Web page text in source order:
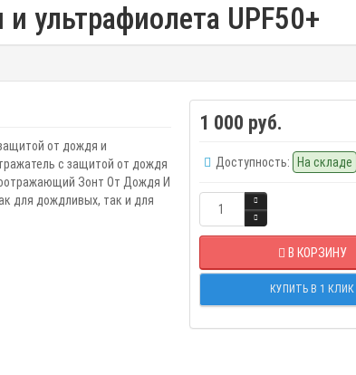
ультрафиолета UPF50+
от дождя и
с защитой от дождя
Зонт От Дождя И
для дождливых, так и для
1 000 руб.
Доступность: На складе
В КОРЗИНУ
КУПИТЬ В 1 КЛИК